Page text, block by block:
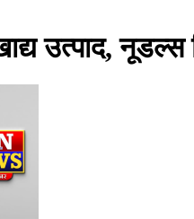
उत्पाद,